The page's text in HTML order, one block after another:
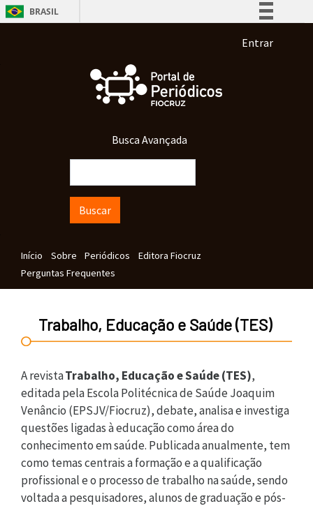
Pular para o conteúdo principal
BRASIL
Participe
Acesso à informação
Menu de
Entrar
Busca Avançada
Navegação principal
Início Sobre Periódicos
Editora Fiocruz
Perguntas Frequentes
Trabalho, Educação e Saúde (TES)
A revistaTrabalho, Educação e Saúde (TES),
editada pela Escola Politécnica de Saúde Joaquim
Venâncio (EPSJV/Fiocruz), debate, analisa e investiga
questões ligadas à educação como área do
conhecimento em saúde. Publicada anualmente, tem
como temas centrais a formação e a qualificação
profissional e o processo de trabalho na saúde, sendo
voltada a pesquisadores, alunos de graduação e pós-